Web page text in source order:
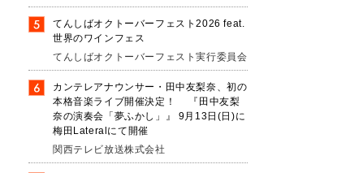
てんしばオクトーバーフェスト2026 feat.
世界のワインフェス
てんしばオクトーバーフェスト実行委員会
カンテレアナウンサー・田中友梨奈、初の
本格音楽ライブ開催決定！ 『田中友梨
奈の演奏会「夢ふかし」』 9月13日(日)に
梅田Lateralにて開催
関西テレビ放送株式会社